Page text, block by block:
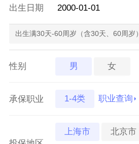
出生日期 2000-01-01
出生满30天-60周岁（含30天、60周岁）
性别 男 女
承保职业 1-4类 职业查询
上海市 北京市